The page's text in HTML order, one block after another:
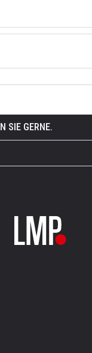
SIE GERNE.